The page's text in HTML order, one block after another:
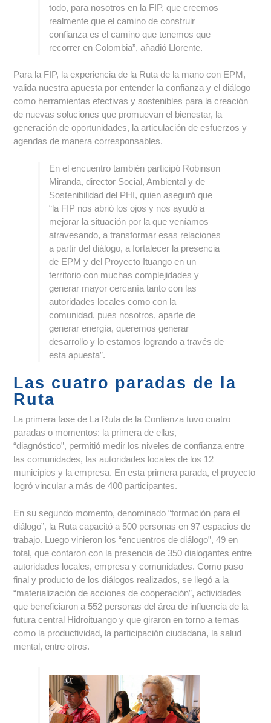
todo, para nosotros en la FIP, que creemos
realmente que el camino de construir
confianza es el camino que tenemos que
recorrer en Colombia”, añadió Llorente.
Para la FIP, la experiencia de la Ruta de la mano con EPM,
valida nuestra apuesta por entender la confianza y el diálogo
como herramientas efectivas y sostenibles para la creación
de nuevas soluciones que promuevan el bienestar, la
generación de oportunidades, la articulación de esfuerzos y
agendas de manera corresponsables.
En el encuentro también participó Robinson
Miranda, director Social, Ambiental y de
Sostenibilidad del PHI, quien aseguró que
“la FIP nos abrió los ojos y nos ayudó a
mejorar la situación por la que veníamos
atravesando, a transformar esas relaciones
a partir del diálogo, a fortalecer la presencia
de EPM y del Proyecto Ituango en un
territorio con muchas complejidades y
generar mayor cercanía tanto con las
autoridades locales como con la
comunidad, pues nosotros, aparte de
generar energía, queremos generar
desarrollo y lo estamos logrando a través de
esta apuesta”.
Las cuatro paradas de la
Ruta
La primera fase de La Ruta de la Confianza tuvo cuatro
paradas o momentos: la primera de ellas,
“diagnóstico”, permitió medir los niveles de confianza entre
las comunidades, las autoridades locales de los 12
municipios y la empresa. En esta primera parada, el proyecto
logró vincular a más de 400 participantes.
En su segundo momento, denominado “formación para el
diálogo”, la Ruta capacitó a 500 personas en 97 espacios de
trabajo. Luego vinieron los “encuentros de diálogo”, 49 en
total, que contaron con la presencia de 350 dialogantes entre
autoridades locales, empresa y comunidades. Como paso
final y producto de los diálogos realizados, se llegó a la
“materialización de acciones de cooperación”, actividades
que beneficiaron a 552 personas del área de influencia de la
futura central Hidroituango y que giraron en torno a temas
como la productividad, la participación ciudadana, la salud
mental, entre otros.